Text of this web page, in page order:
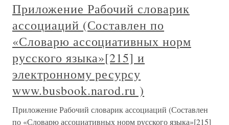
Приложение Рабочий словарик
ассоциаций (Составлен по
«Словарю ассоциативных норм
русского языка»[215] и
электронному ресурсу
www.busbook.narod.ru )
Приложение Рабочий словарик ассоциаций (Составлен
по «Словарю ассоциативных норм русского языка»[215]